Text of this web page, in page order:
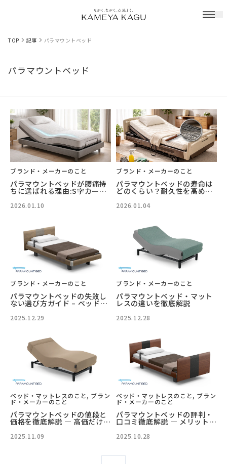
TOP 記事 パラマウントベッド
パラマウントベッド
ブランド・メーカーのこと
パラマウントベッドが腰痛持
ちに選ばれる理由:S字カーブ
2026.01.10
ブランド・メーカーのこと
パラマウントベッドの寿命は
どのくらい？耐久性を高める
説
2026.01.04
ブランド・メーカーのこと
パラマウントベッドの失敗し
ない選び方ガイド – ベッドフ
較
2025.12.29
ブランド・メーカーのこと
パラマウントベッド・マット
レスの違いを徹底解説
2025.12.28
ベッド・マットレスのこと, ブラン
ド・メーカーのこと
パラマウントベッドの値段と
価格を徹底解説 ― 高価だけど
2025.11.09
ベッド・マットレスのこと, ブラン
ド・メーカーのこと
パラマウントベッドの評判・
口コミ徹底解説 ― メリット・
び方
2025.10.28